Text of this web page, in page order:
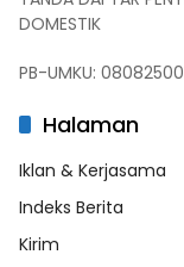
DOMESTIK
PB-UMKU:
Halaman
Iklan & Kerjasama
Indeks Berita
Kirim